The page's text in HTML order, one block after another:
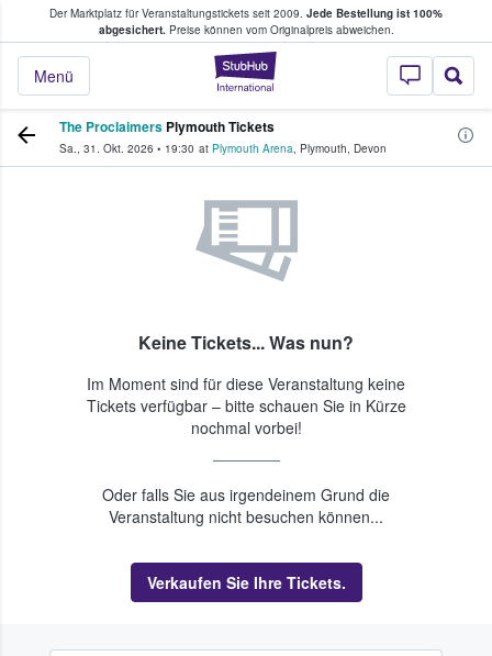
Der Marktplatz für Veranstaltungstickets seit 2009. Jede Bestellung ist 100%
abgesichert.Preise können vom Originalpreis abweichen.
StubHub - Wo
Menü
Tickets kaufen & verkaufen
The Proclaimers Plymouth Tickets
Sa., 31. Okt. 2026 • 19:30 at Plymouth Arena, Plymouth, Devon
Keine Tickets... Was nun?
Im Moment sind für diese Veranstaltung keine
Tickets verfügbar – bitte schauen Sie in Kürze
nochmal vorbei!
Oder falls Sie aus irgendeinem Grund die
Veranstaltung nicht besuchen können...
Verkaufen Sie Ihre Tickets.